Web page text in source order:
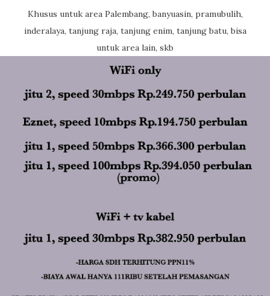
Khusus untuk area Palembang, banyuasin, pramubulih,
inderalaya, tanjung raja, tanjung enim, tanjung batu, bisa
untuk area lain, skb